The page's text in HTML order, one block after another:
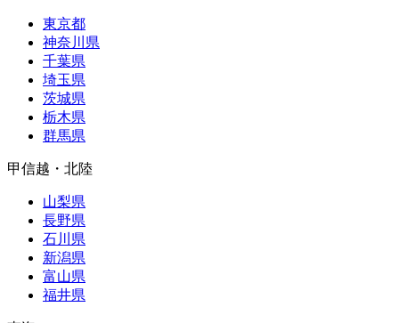
東京都
神奈川県
千葉県
埼玉県
茨城県
栃木県
群馬県
甲信越・北陸
山梨県
長野県
石川県
新潟県
富山県
福井県